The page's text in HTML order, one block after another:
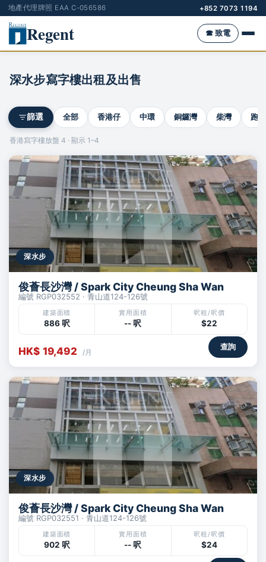
地產代理牌照 EAA C-056586 +852 7073 1194
Regent ☎ 致電
深水步寫字樓出租及出售
篩選 全部 香港仔 中環 銅鑼灣 柴灣 跑
香港寫字樓放盤 4 · 顯示 1–4
深水步
俊薈長沙灣 / Spark City Cheung Sha Wan
編號 RGP032552 · 青山道124-126號
建築面積
886 呎
實用面積
-- 呎
呎租/呎價
$22
HK$ 19,492 /月
查詢
深水步
俊薈長沙灣 / Spark City Cheung Sha Wan
編號 RGP032551 · 青山道124-126號
建築面積
902 呎
實用面積
-- 呎
呎租/呎價
$24